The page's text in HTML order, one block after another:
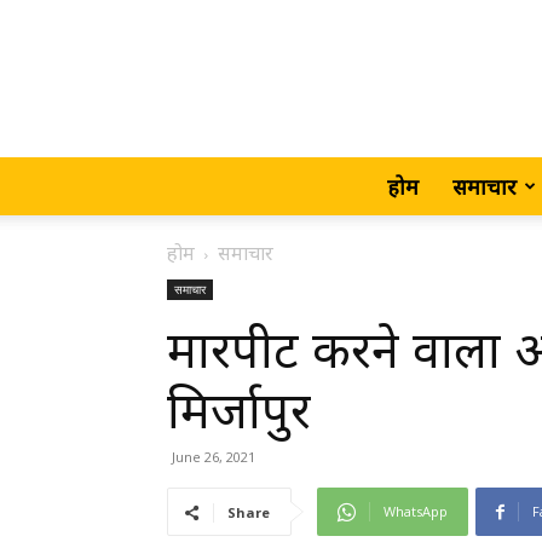
होम समाचार
होम समाचार
समाचार
मारपीट करने वाला
मिर्जापुर
June 26, 2021
Share WhatsApp